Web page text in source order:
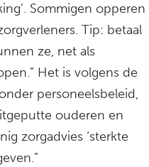
Sommigen opperen
Tip: betaal
ze, net als
Het is volgens de
personeelsbeleid,
ouderen en
zorgadvies ‘sterkte